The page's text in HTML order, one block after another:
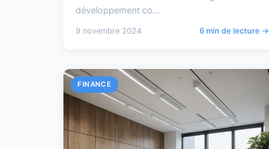
développement co...
9 novembre 2024 6 min de lecture →
FINANCE